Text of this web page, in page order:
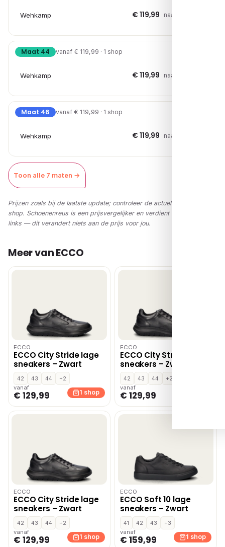
Wehkamp € 119,99 naar shop →
Maat 44 vanaf € 119,99 · 1 shop
Wehkamp € 119,99 naar shop →
Maat 46 vanaf € 119,99 · 1 shop
Wehkamp € 119,99 naar shop →
Toon alle 7 maten →
Prijzen zoals bij de laatste update; controleer de actuele prijs in de
shop. Schoenenreus is een prijsvergelijker en verdient via affiliate-
links — dit verandert niets aan de prijs voor jou.
Meer van ECCO
ECCO
ECCO City Stride lage
sneakers – Zwart
42 43 44
+2
vanaf
€ 129,99 1 shop
ECCO
ECCO City Stride lage
sneakers – Zwart
42 43 44
+2
vanaf
€ 129,99
ECCO
ECCO City Stride lage
sneakers – Zwart
42 43 44
+2
vanaf
€ 129,99 1 shop
ECCO
ECCO Soft 10 lage
sneakers – Zwart
41 42 43
+3
vanaf
€ 159,99 1 shop